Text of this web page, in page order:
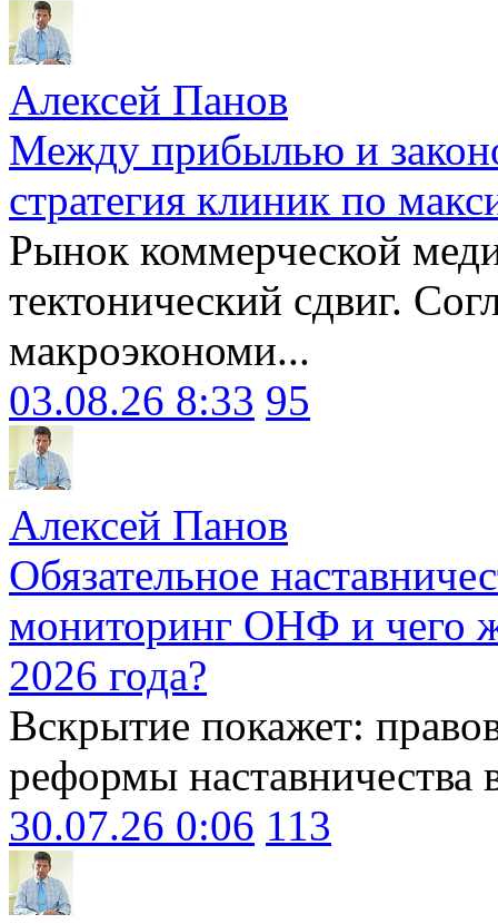
Алексей Панов
Между прибылью и
стратегия клиник по
Рынок коммерческой
тектонический сдвиг.
макроэкономи...
03.08.26 8:33 95
Алексей Панов
Обязательное
мониторинг ОНФ и чего
2026 года?
Вскрытие покажет:
реформы наставничества
30.07.26 0:06 113